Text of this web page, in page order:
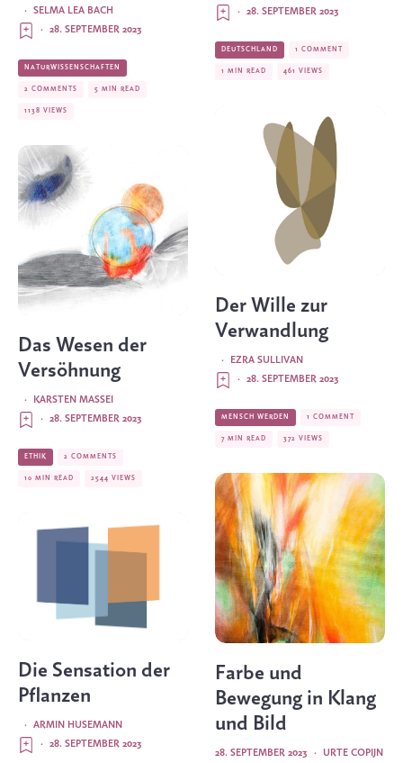
SELMA LEA BACH
·
28. SEPTEMBER 2023
·
NATURWISSENSCHAFTEN
2 COMMENTS 5 MIN READ
1138 VIEWS
Das Wesen der
Versöhnung
KARSTEN MASSEI
·
28. SEPTEMBER 2023
·
ETHIK 2 COMMENTS
10 MIN READ 2544 VIEWS
Die Sensation der
Pflanzen
ARMIN HUSEMANN
·
28. SEPTEMBER 2023
·
28. SEPTEMBER 2023
·
DEUTSCHLAND 1 COMMENT
1 MIN READ 461 VIEWS
Der Wille zur
Verwandlung
EZRA SULLIVAN
·
28. SEPTEMBER 2023
·
MENSCH WERDEN 1 COMMENT
7 MIN READ 372 VIEWS
Farbe und
Bewegung in Klang
und Bild
URTE COPIJN
·
28. SEPTEMBER 2023